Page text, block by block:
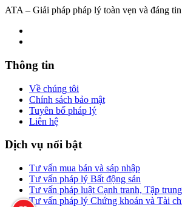
ATA – Giải pháp pháp lý toàn vẹn và đáng
Thông tin
Về chúng tôi
Chính sách bảo mật
Tuyên bố pháp lý
Liên hệ
Dịch vụ nổi bật
Tư vấn mua bán và sáp nhập
Tư vấn pháp lý Bất động sản
Tư vấn pháp luật Cạnh tranh, Tập
Tư vấn pháp lý Chứng khoán và Tài